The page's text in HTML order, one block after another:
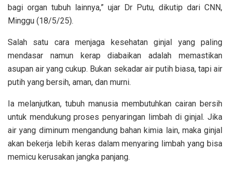
bagi organ tubuh lainnya,” ujar Dr Putu, dikutip dari CNN,
Minggu (18/5/25).
Salah satu cara menjaga kesehatan ginjal yang paling
mendasar namun kerap diabaikan adalah memastikan
asupan air yang cukup. Bukan sekadar air putih biasa, tapi air
putih yang bersih, aman, dan murni.
Ia melanjutkan, tubuh manusia membutuhkan cairan bersih
untuk mendukung proses penyaringan limbah di ginjal. Jika
air yang diminum mengandung bahan kimia lain, maka ginjal
akan bekerja lebih keras dalam menyaring limbah yang bisa
memicu kerusakan jangka panjang.